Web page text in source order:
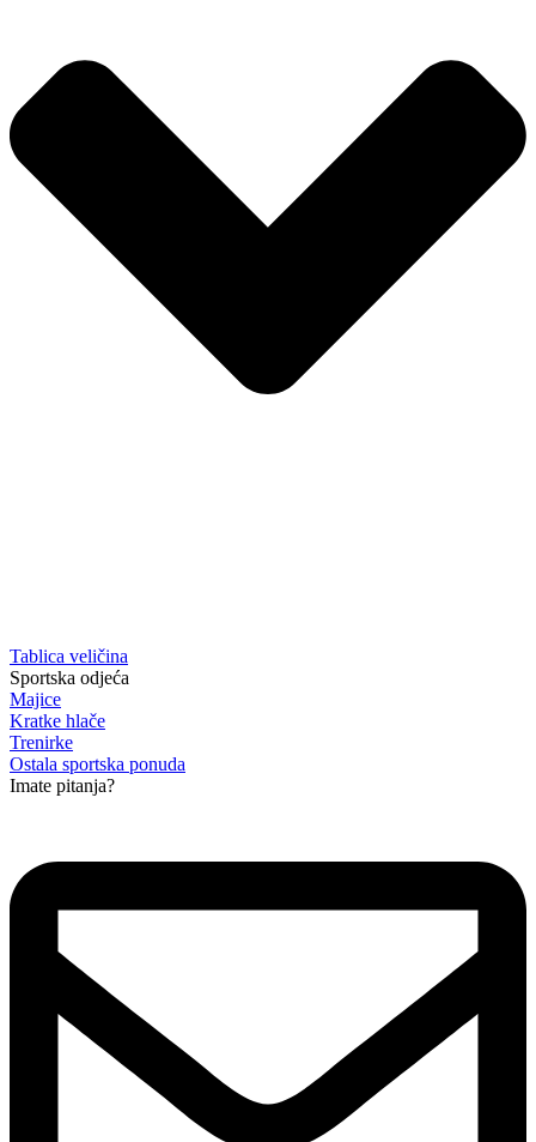
Tablica veličina
Sportska odjeća
Majice
Kratke hlače
Trenirke
Ostala sportska ponuda
Imate pitanja?